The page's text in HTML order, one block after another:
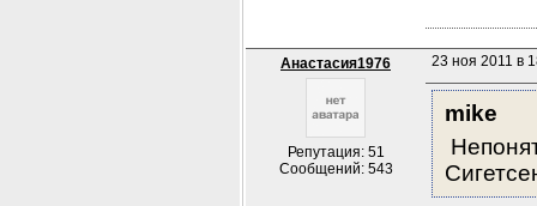
Анастасия1976
Репутация: 51
Сообщений: 543
23 ноя 2011 в
mike